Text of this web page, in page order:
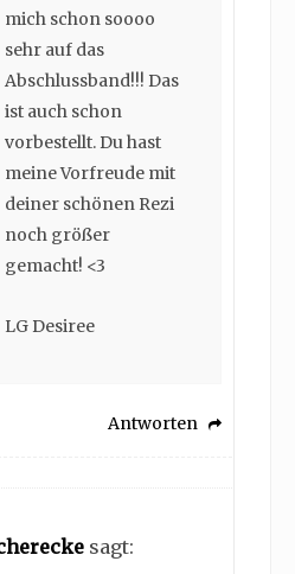
mich schon soooo
sehr auf das
Abschlussband!!! Das
ist auch schon
vorbestellt. Du hast
meine Vorfreude mit
deiner schönen Rezi
noch größer
gemacht! <3
LG Desiree
Antworten
sagt: